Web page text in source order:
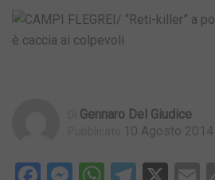
Gennaro Del Giudice
10 Agosto 2014